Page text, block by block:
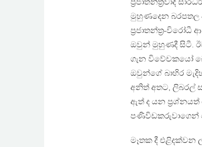
ප‍්‍රජාතන්ත‍්‍රවාදී
මුහුණදෙන බරපතල
ප‍්‍රජාතන්ත‍්‍ර-
ඔවුන් මුහුණදී සිටී.
ගැන විවේචකයෝ
ඔවුන්ගේ බාහිර
අනිත් අතට, ලිබරල්
ඇත් ද යන
පණිවිඩකරුවාගෙන්
මෑතක දී එළිදක්වන